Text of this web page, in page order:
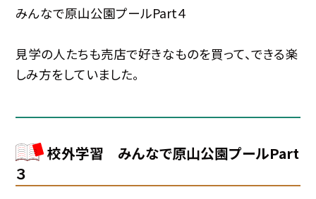
みんなで原山公園プールPart４
見学の人たちも売店で好きなものを買って、できる楽
しみ方をしていました。
校外学習 みんなで原山公園プールPart
３